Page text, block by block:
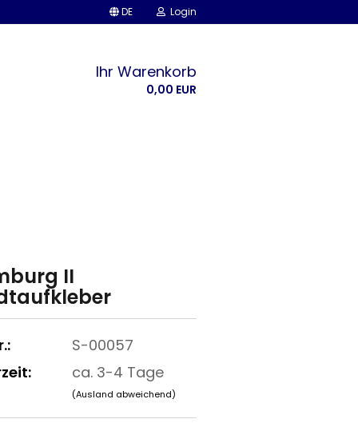
DE Login
Ihr Warenkorb
0,00 EUR
II
S-00057
ca. 3-4 Tage
(Ausland abweichend)